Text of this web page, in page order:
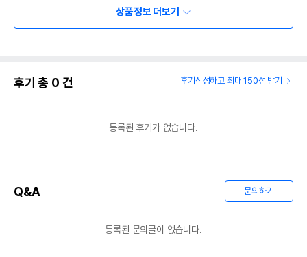
상품정보 더보기
후기 총 0 건 후기작성하고 최대 150점 받기
등록된 후기가 없습니다.
Q&A 문의하기
등록된 문의글이 없습니다.